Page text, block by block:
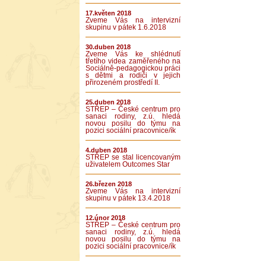
17.květen 2018
Zveme Vás na intervizní
skupinu v pátek 1.6.2018
30.duben 2018
Zveme Vás ke shlédnutí
třetího videa zaměřeného na
Sociálně-pedagogickou práci
s dětmi a rodiči v jejich
přirozeném prostředí II.
25.duben 2018
STŘEP – České centrum pro
sanaci rodiny, z.ú. hledá
novou posilu do týmu na
pozici sociální pracovnice/ík
4.duben 2018
STŘEP se stal licencovaným
uživatelem Outcomes Star
26.březen 2018
Zveme Vás na intervizní
skupinu v pátek 13.4.2018
12.únor 2018
STŘEP – České centrum pro
sanaci rodiny, z.ú. hledá
novou posilu do týmu na
pozici sociální pracovnice/ík